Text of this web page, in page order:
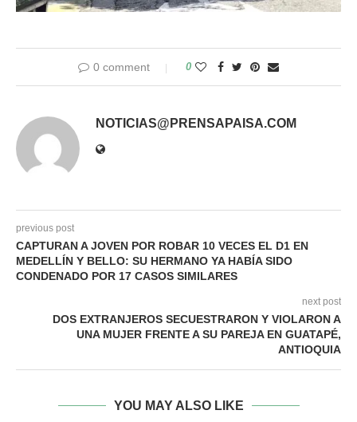
0 comment 0
NOTICIAS@PRENSAPAISA.COM
previous post
CAPTURAN A JOVEN POR ROBAR 10 VECES EL D1 EN
MEDELLÍN Y BELLO: SU HERMANO YA HABÍA SIDO
CONDENADO POR 17 CASOS SIMILARES
next post
DOS EXTRANJEROS SECUESTRARON Y VIOLARON A
UNA MUJER FRENTE A SU PAREJA EN GUATAPÉ,
ANTIOQUIA
YOU MAY ALSO LIKE